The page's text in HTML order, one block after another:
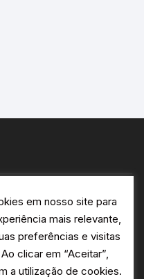
em nosso site para
mais relevante,
preferências e visitas
clicar em “Aceitar”,
a utilização de cookies.